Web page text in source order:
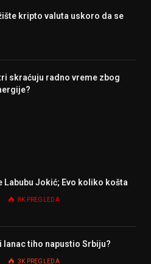
kripto valuta uskoro da se
skraćuju radno vreme zbog
Labubu Jokić; Evo koliko košta
8K PREGLEDA
lanac tiho napustio Srbiju?
3K PREGLEDA